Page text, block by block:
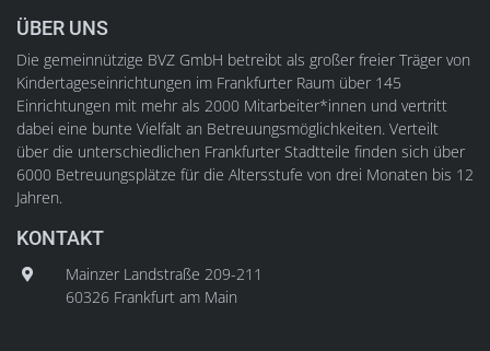
ÜBER UNS
Die gemeinnützige BVZ GmbH betreibt als großer freier Träger von
Kindertageseinrichtungen im Frankfurter Raum über 145
Einrichtungen mit mehr als 2000 Mitarbeiter*innen und vertritt
dabei eine bunte Vielfalt an Betreuungsmöglichkeiten. Verteilt
über die unterschiedlichen Frankfurter Stadtteile finden sich über
6000 Betreuungsplätze für die Altersstufe von drei Monaten bis 12
Jahren.
KONTAKT
Mainzer Landstraße 209-211
60326 Frankfurt am Main